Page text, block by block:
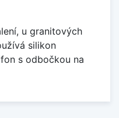
u granitových
silikon
s odbočkou na